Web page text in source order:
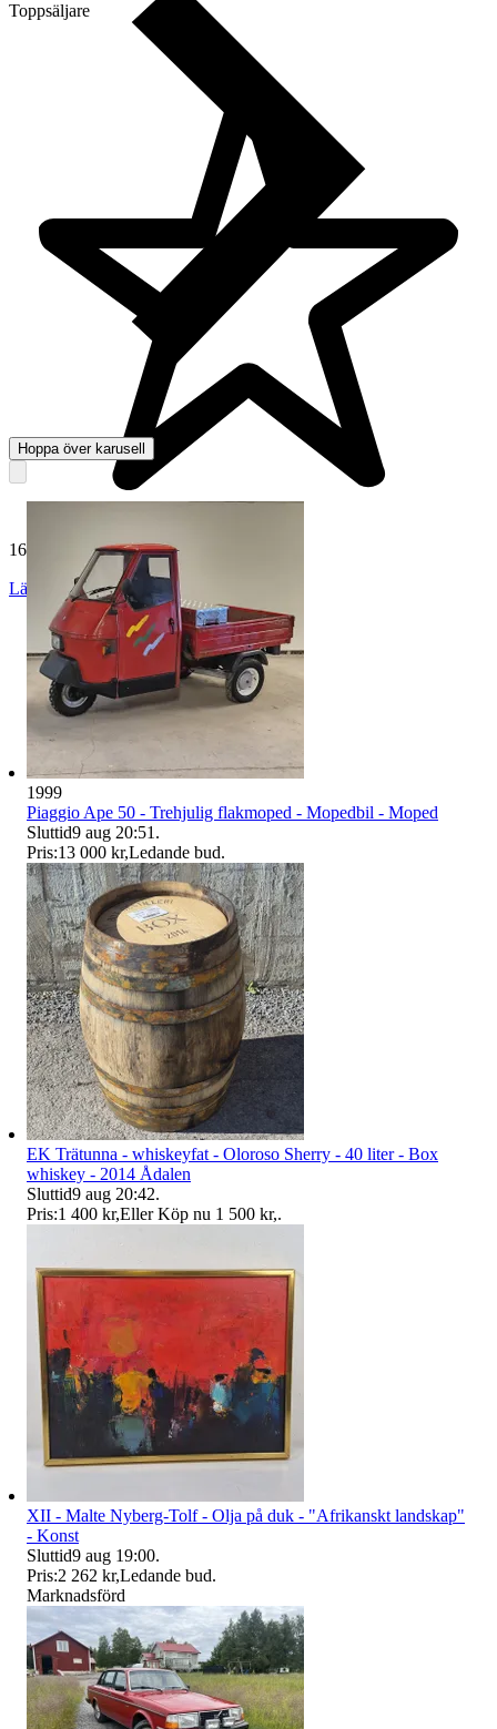
Toppsäljare
165 027 omdömen
Läs omdömen Följ
Hoppa över karusell
1999
Piaggio Ape 50 - Trehjulig flakmoped - Mopedbil - Moped
Sluttid9 aug 20:51 .
Pris:13 000 kr,Ledande bud.
EK Trätunna - whiskeyfat - Oloroso Sherry - 40 liter - Box
whiskey - 2014 Ådalen
Sluttid9 aug 20:42.
Pris:1 400 kr,Eller Köp nu 1 500 kr,.
XII - Malte Nyberg-Tolf - Olja på duk - "Afrikanskt landskap"
- Konst
Sluttid9 aug 19:00.
Pris:2 262 kr,Ledande bud.
Marknadsförd